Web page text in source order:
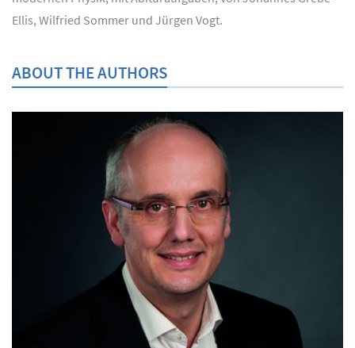
Ellis, Wilfried Sommer und Jürgen Vogt.
ABOUT THE AUTHORS